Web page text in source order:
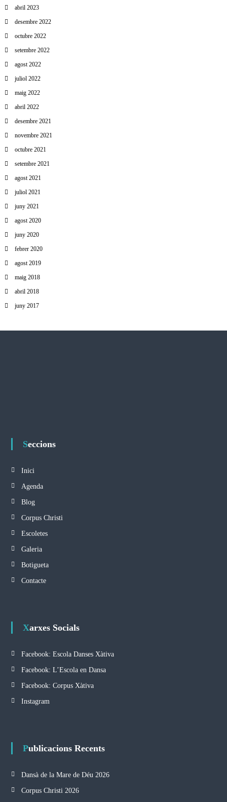
abril 2023
desembre 2022
octubre 2022
setembre 2022
agost 2022
juliol 2022
maig 2022
abril 2022
desembre 2021
novembre 2021
octubre 2021
setembre 2021
agost 2021
juliol 2021
juny 2021
agost 2020
juny 2020
febrer 2020
agost 2019
maig 2018
abril 2018
juny 2017
Seccions
Inici
Agenda
Blog
Corpus Christi
Escoletes
Galeria
Botigueta
Contacte
Xarxes Socials
Facebook: Escola Danses Xàtiva
Facebook: L’Escola en Dansa
Facebook: Corpus Xàtiva
Instagram
Publicacions Recents
Dansà de la Mare de Déu 2026
Corpus Christi 2026